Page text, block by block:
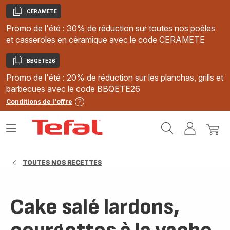
Copier
CERAMETE
Promo de l'été : 30% de réduction sur toutes nos poêles
et casseroles en céramique avec le code CERAMETE
Copier
BBQETE26
Promo de l'été : 20% de réduction sur les planchas, grills et
barbecues avec le code BBQETE26
Conditions de l'offre
MonMon
Ouvrir
TOUTES NOS RECETTES
Cake salé lardons,